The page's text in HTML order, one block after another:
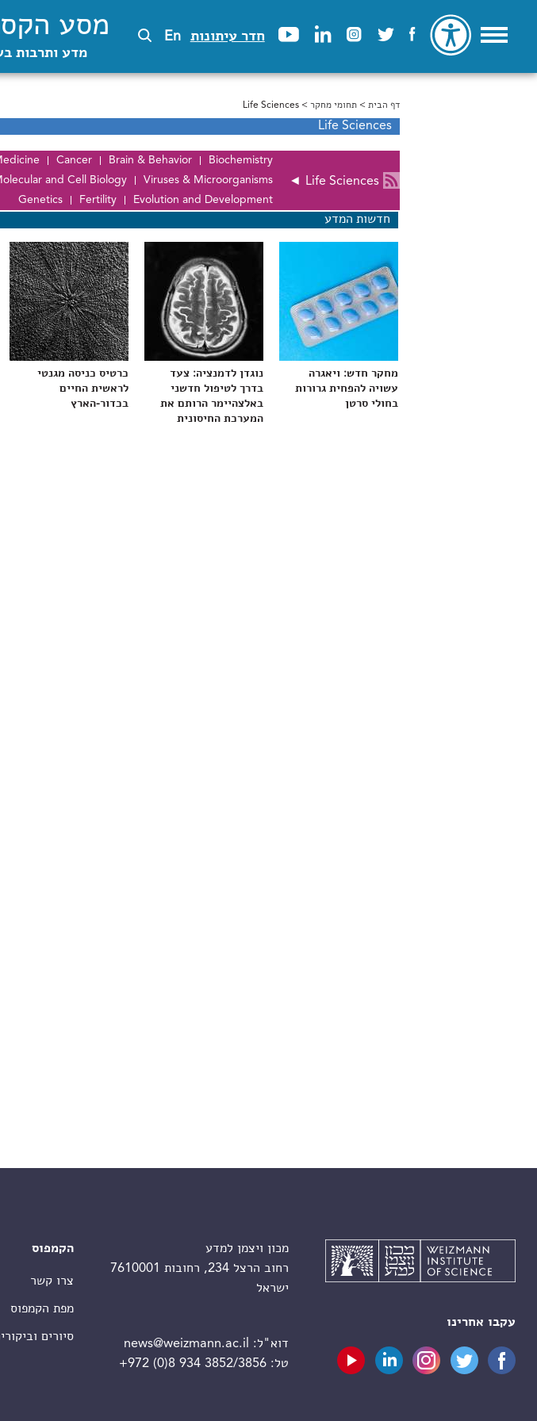
חדר עיתונות En מסע
מדע ותרבות
הינך נמצא כאן
דף הבית >תחומי מחקר > Life Sciences
Life Sciences
Life Sciences
◄
Biochemistry
Brain & Behavior
Cancer
Viruses & Microorganisms
and Cell Biology
Evolution and Development
Fertility
Genetics
חדשות המדע
מחקר חדש: ויאגרה
עשויה להפחית גרורות
בחולי סרטן
נוגדן לדמנציה: צעד
בדרך לטיפול חדשני
באלצהיימר הרותם את
המערכת החיסונית
כרטיס כניסה מגנטי
לראשית החיים
בכדור-הארץ
עקבו אחרינו
מכון ויצמן למדע
רחוב הרצל 234, רחובות 7610001
ישראל
דוא"ל:
news@weizmann.ac.il
טל:+972 (0)8 934 3852/3856
הקמפוס
צרו קשר
מפת הקמפוס
סיורים